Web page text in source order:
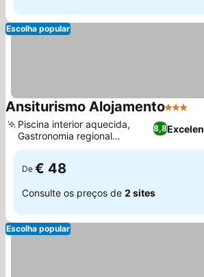
Escolha popular
Ansiturismo Alojamento3
8,8
Piscina interior aquecida,
Gastronomia regional
autêntica
De € 48
Consulte os preços de 2 sites
Escolha popular